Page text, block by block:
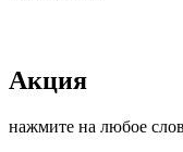
Акция
нажмите на любое